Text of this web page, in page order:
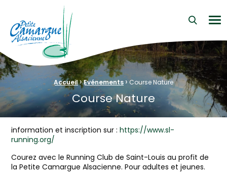
La Petite Camargue Alsacienne Réserve Naturelle au
Fil d'Ariane : Accueil›Evénements ›Course Nature
Course Nature
information et inscription sur : https://www.sl-
running.org/
Courez avec le Running Club de Saint-Louis au profit de
la Petite Camargue Alsacienne. Pour adultes et jeunes.